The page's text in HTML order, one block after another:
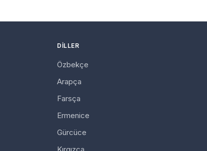
DILLER
Özbekçe
Arapça
Farsça
Ermenice
Gürcüce